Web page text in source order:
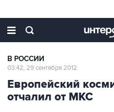
В РОССИИ
03:42, 29 сентября 2012
Европейский
отчалил от МКС